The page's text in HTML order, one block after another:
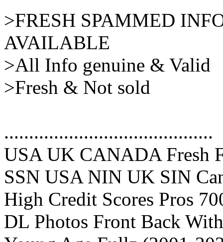
>FRESH SPAMMED
AVAILABLE
>All Info genuine & Valid
>Fresh & Not sold
..........................................
USA UK CANADA Fresh
SSN USA NIN UK SIN
High Credit Scores Pros
DL Photos Front Back